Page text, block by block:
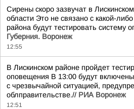
Сирены скоро зазвучат в
области Это не связано с какой-
района будут тестировать систему
Губерния. Воронеж
12:55
В Лискинском районе пройдет
оповещения В 13:00 будут
с чрезвычайной ситуацией,
облправительстве.// РИА Воронеж
12:51